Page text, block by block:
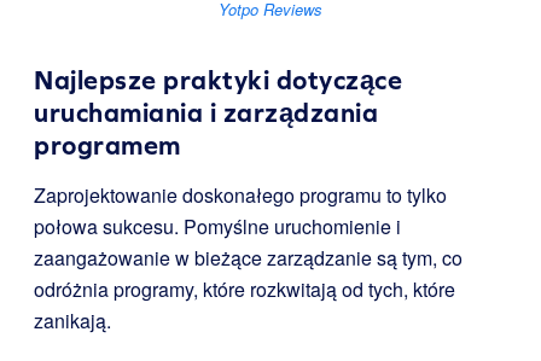
Yotpo Reviews
Najlepsze praktyki dotyczące
uruchamiania i zarządzania
programem
Zaprojektowanie doskonałego programu to tylko
połowa sukcesu. Pomyślne uruchomienie i
zaangażowanie w bieżące zarządzanie są tym, co
odróżnia programy, które rozkwitają od tych, które
zanikają.